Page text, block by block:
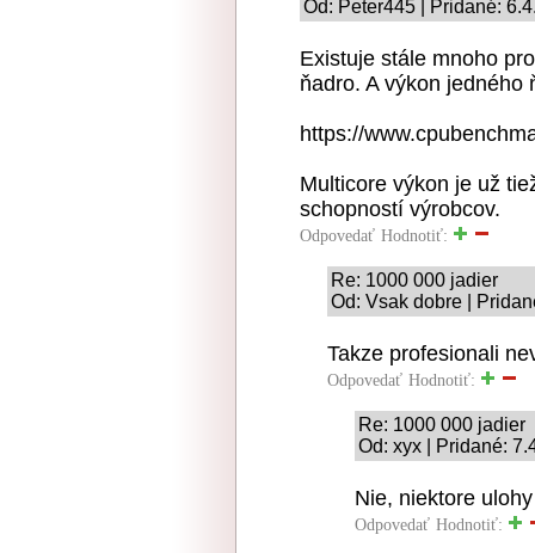
Od: Peter445 | Pridané:
Existuje stále mnoho
ňadro. A výkon jedného
https://
Multicore výkon je už
schopností výrobcov.
Odpovedať Hodnotiť:
Re: 1000 000 jadier
Od: Vsak dobre |
Takze profesionali
Odpovedať Hodnotiť:
Re: 1000 000 jadier
Od: xyx | Pridané:
Nie, niektore
Odpovedať Hodnotiť: